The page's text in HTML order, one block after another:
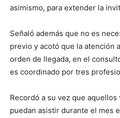
asimismo, para extender la
Señaló además que no es
previo y acotó que la atención
orden de llegada, en el
es coordinado por tres
Recordó a su vez que
puedan asistir durante el mes